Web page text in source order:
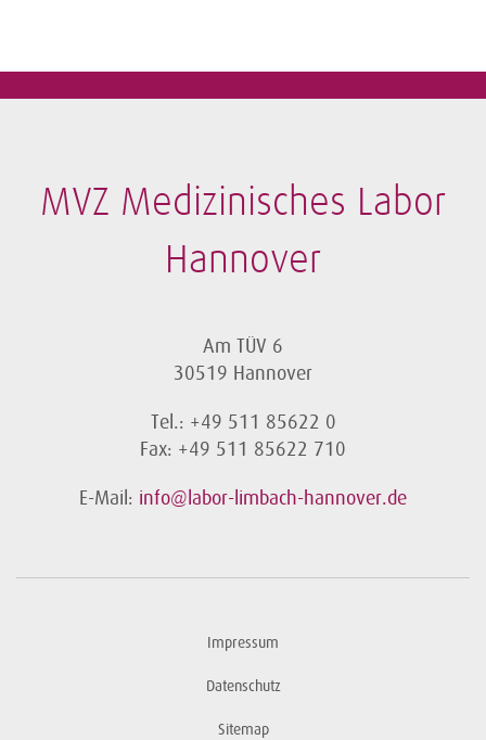
MVZ Medizinisches Labor
Hannover
Am TÜV 6
30519 Hannover
Tel.: +49 511 85622 0
Fax: +49 511 85622 710
E-Mail: info@labor-limbach-hannover.de
Impressum
Datenschutz
Sitemap